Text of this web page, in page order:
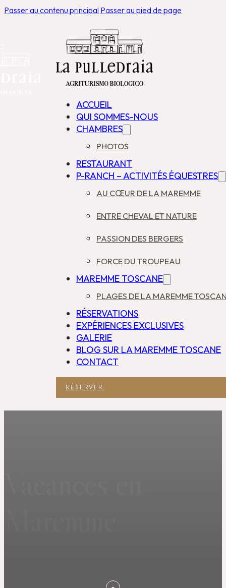
Passer au contenu principal Passer au pied de page
ACCUEIL
QUI SOMMES-NOUS
CHAMBRES
PHOTOS
RESTAURANT
P-RANCH – ACTIVITÉS ÉQUESTRES
AU CŒUR DE LA MAREMME
ENTRE CHEVAL ET NATURE
PASSION DES BERGERS
FORCE DU TROUPEAU
MAREMME TOSCANE
PLAGES DE LA MAREMME
RÉSERVATIONS
EXPÉRIENCES EXCLUSIVES
GALERIE
BLOG SUR LA MAREMME TOSCANE
CONTACT
RÉSERVER